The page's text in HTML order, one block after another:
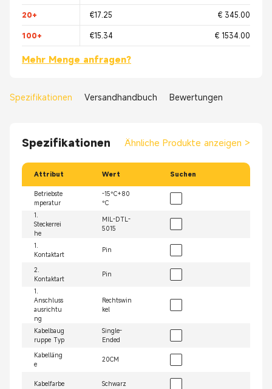
20+ €17.25 € 345.00
100+ €15.34 € 1534.00
Mehr Menge anfragen?
Spezifikationen Versandhandbuch Bewertungen
Spezifikationen Ähnliche Produkte anzeigen >
Attribut Wert Suchen
Betriebste
mperatur
-15°C+80
°C
1.
Steckerrei
he
MIL-DTL-
5015
1.
Kontaktart
Pin
2.
Kontaktart
Pin
1.
Anschluss
ausrichtu
ng
Rechtswin
kel
Kabelbaug
ruppe Typ
Single-
Ended
Kabelläng
e
20CM
Kabelfarbe Schwarz